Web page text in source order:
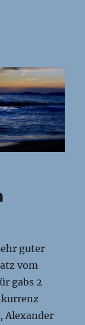
guter
vom
gabs 2
Alexander